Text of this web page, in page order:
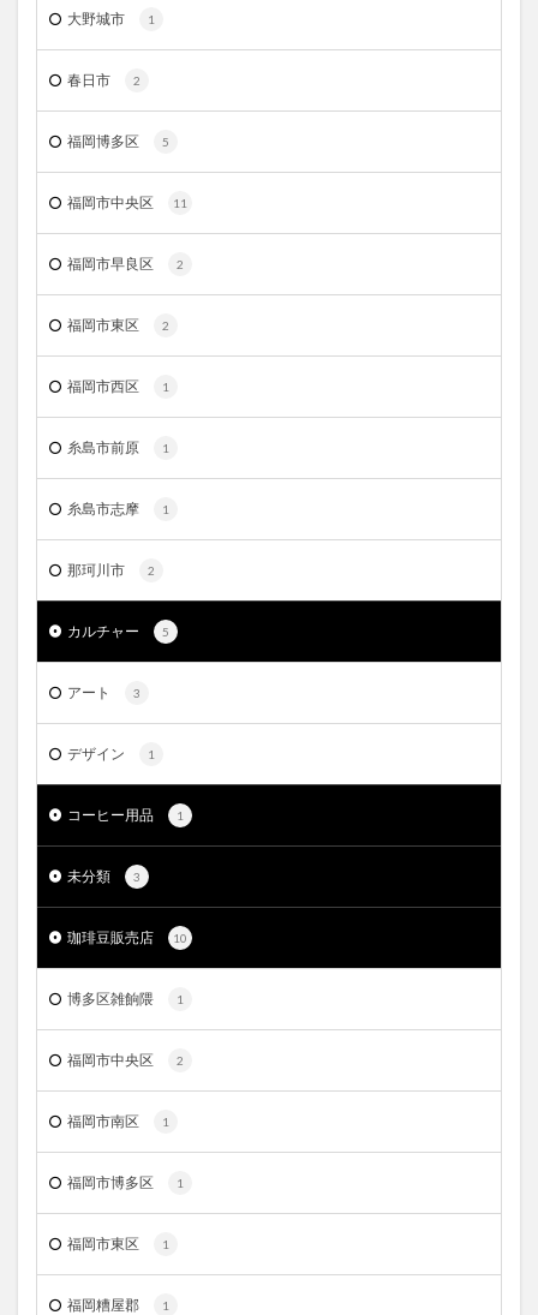
大野城市 1
春日市 2
福岡博多区 5
福岡市中央区 11
福岡市早良区 2
福岡市東区 2
福岡市西区 1
糸島市前原 1
糸島市志摩 1
那珂川市 2
カルチャー 5
アート 3
デザイン 1
コーヒー用品 1
未分類 3
珈琲豆販売店 10
博多区雑餉隈 1
福岡市中央区 2
福岡市南区 1
福岡市博多区 1
福岡市東区 1
福岡糟屋郡 1